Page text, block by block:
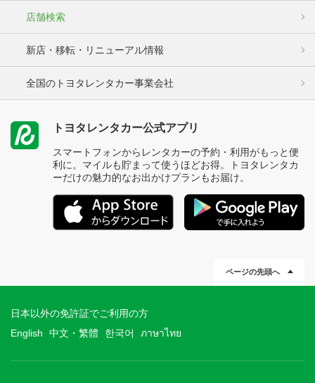
店舗検索
新店・移転・リニューアル情報
全国のトヨタレンタカー事業会社
トヨタレンタカー公式アプリ
スマートフォンからレンタカーの予約・利用がもっと便
利に。マイルも貯まって使うほどお得。トヨタレンタカ
ーだけの魅力的なお出かけプランもお届け。
ページの先頭へ
日本以外の免許証でご利用の方
English
中文・繁體 한국어 ภาษาไทย